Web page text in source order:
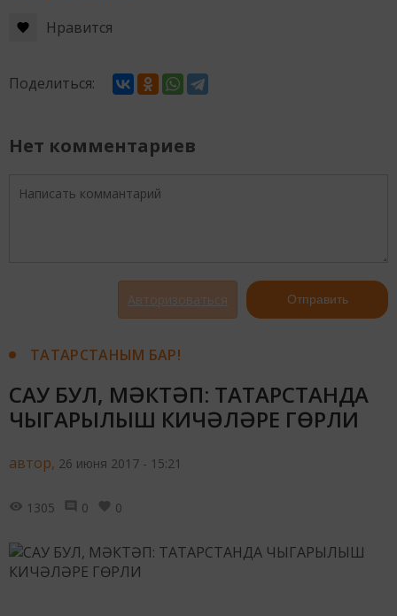
Нравится
Поделиться:
Нет комментариев
Авторизоваться Отправить
ТАТАРСТАНЫМ БАР!
САУ БУЛ, МӘКТӘП: ТАТАРСТАНДА
ЧЫГАРЫЛЫШ КИЧӘЛӘРЕ ГӨРЛИ
автор, 26 июня 2017 - 15:21
1305 0 0